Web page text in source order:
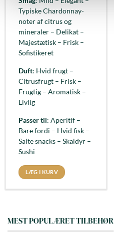
Typiske Chardonnay-
noter af citrus og
mineraler – Delikat –
Majestætisk – Frisk –
Sofistikeret
Duft: Hvid frugt –
Citrusfrugt – Frisk –
Frugtig – Aromatisk –
Livlig
Passer til: Aperitif –
Bare fordi – Hvid fisk –
Salte snacks – Skaldyr –
Sushi
LÆG I KURV
MEST POPULÆRET TILBEHØR